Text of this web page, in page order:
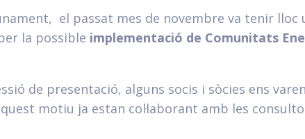
el passat mes de novembre va tenir lloc
la possible implementació de Comunitats
de presentació, alguns socis i sòcies ens
motiu ja estan col·laborant amb les